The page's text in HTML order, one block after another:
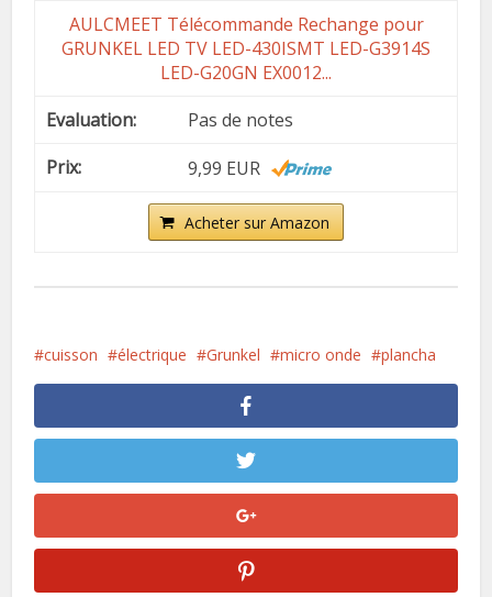
AULCMEET Télécommande Rechange pour
GRUNKEL LED TV LED-430ISMT LED-G3914S
LED-G20GN EX0012...
Pas de notes
9,99 EUR
Acheter sur Amazon
cuisson électrique Grunkel micro onde plancha